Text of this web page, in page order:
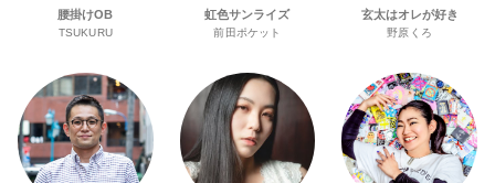
腰掛けOB
TSUKURU
虹色サンライズ
前田ポケット
玄太はオレが好き
野原くろ